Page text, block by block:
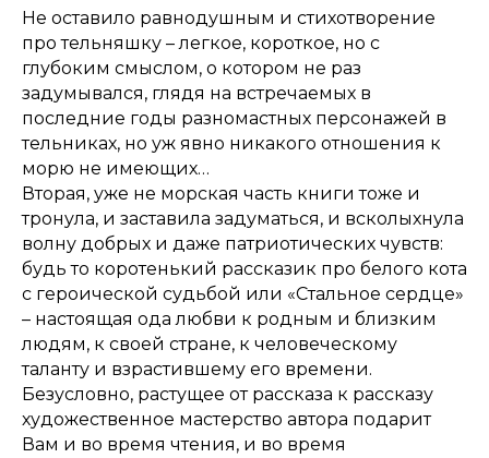
Не оставило равнодушным и стихотворение
про тельняшку – легкое, короткое, но с
глубоким смыслом, о котором не раз
задумывался, глядя на встречаемых в
последние годы разномастных персонажей в
тельниках, но уж явно никакого отношения к
морю не имеющих…
Вторая, уже не морская часть книги тоже и
тронула, и заставила задуматься, и всколыхнула
волну добрых и даже патриотических чувств:
будь то коротенький рассказик про белого кота
с героической судьбой или «Стальное сердце»
– настоящая ода любви к родным и близким
людям, к своей стране, к человеческому
таланту и взрастившему его времени.
Безусловно, растущее от рассказа к рассказу
художественное мастерство автора подарит
Вам и во время чтения, и во время